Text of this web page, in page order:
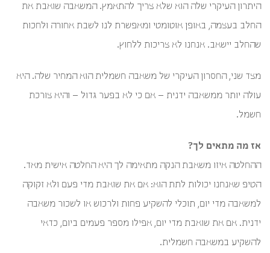
היתרון העיקרי שלה הוא שלא צריך להתאמץ. המשאבה שואבת את
החלב בעצמה, באופן אוטומטי ומאפשרת לנו לשבת אחורה ולחכות
שהחלב יישאב. אנחנו לא צריכות ללחוץ.
מצד שני, החסרון העיקרי של משאבה חשמלית הוא המחיר שלה. היא
עולה יותר ממשאבה ידנית – אם כי לא בפער גדול – והיא צורכת
חשמל.
אז מה מתאים לך?
ההחלטה איזו משאבת הנקה מתאימה לך היא החלטה אישית מאד.
הטיפ שאנחנו יכולות לתת הוא: אם את שואבת מדי פעם ולא זקוקה
למשאבה מדי יום, תוכלי להשקיע פחות ולרכוש או לשכור משאבה
ידנית. אם את שואבת מדי יום, אפילו מספר פעמים ביום, כדאי
להשקיע במשאבה חשמלית.